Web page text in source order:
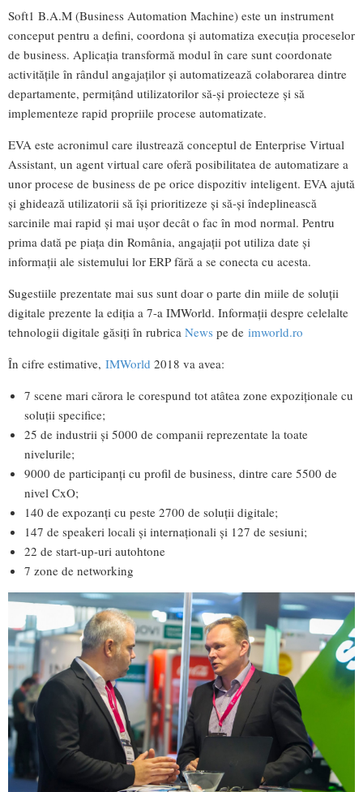
Soft1 B.A.M (Business Automation Machine) este un instrument
conceput pentru a defini, coordona și automatiza execuția proceselor
de business. Aplicația transformă modul în care sunt coordonate
activitățile în rândul angajaților și automatizează colaborarea dintre
departamente, permițând utilizatorilor să-și proiecteze și să
implementeze rapid propriile procese automatizate.
EVA este acronimul care ilustrează conceptul de Enterprise Virtual
Assistant, un agent virtual care oferă posibilitatea de automatizare a
unor procese de business de pe orice dispozitiv inteligent. EVA ajută
și ghidează utilizatorii să își prioritizeze și să-și îndeplinească
sarcinile mai rapid și mai ușor decât o fac în mod normal. Pentru
prima dată pe piața din România, angajații pot utiliza date și
informații ale sistemului lor ERP fără a se conecta cu acesta.
Sugestiile prezentate mai sus sunt doar o parte din miile de soluții
digitale prezente la ediția a 7-a IMWorld. Informații despre celelalte
tehnologii digitale găsiți în rubrica News pe de imworld.ro
În cifre estimative, IMWorld 2018 va avea:
7 scene mari cărora le corespund tot atâtea zone expoziționale cu
soluții specifice;
25 de industrii și 5000 de companii reprezentate la toate
nivelurile;
9000 de participanți cu profil de business, dintre care 5500 de
nivel CxO;
140 de expozanți cu peste 2700 de soluții digitale;
147 de speakeri locali și internaționali și 127 de sesiuni;
22 de start-up-uri autohtone
7 zone de networking